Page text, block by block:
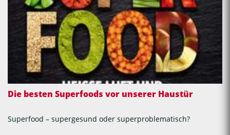
Die besten Superfoods vor unserer Haustür
Superfood – supergesund oder superproblematisch?